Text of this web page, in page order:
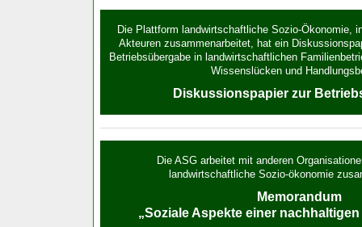
Die Plattform landwirtschaftliche Sozio-Ökonomie,
Akteuren zusammen­arbeitet, hat ein
Betriebsübergabe in land­wirt­schaft­lichen
Wissens­lücken und
Diskussionspapier zur
Die ASG arbeitet mit anderen
landwirt­schaftliche Sozio-ökonomie
Memorandum
„Soziale Aspekte einer